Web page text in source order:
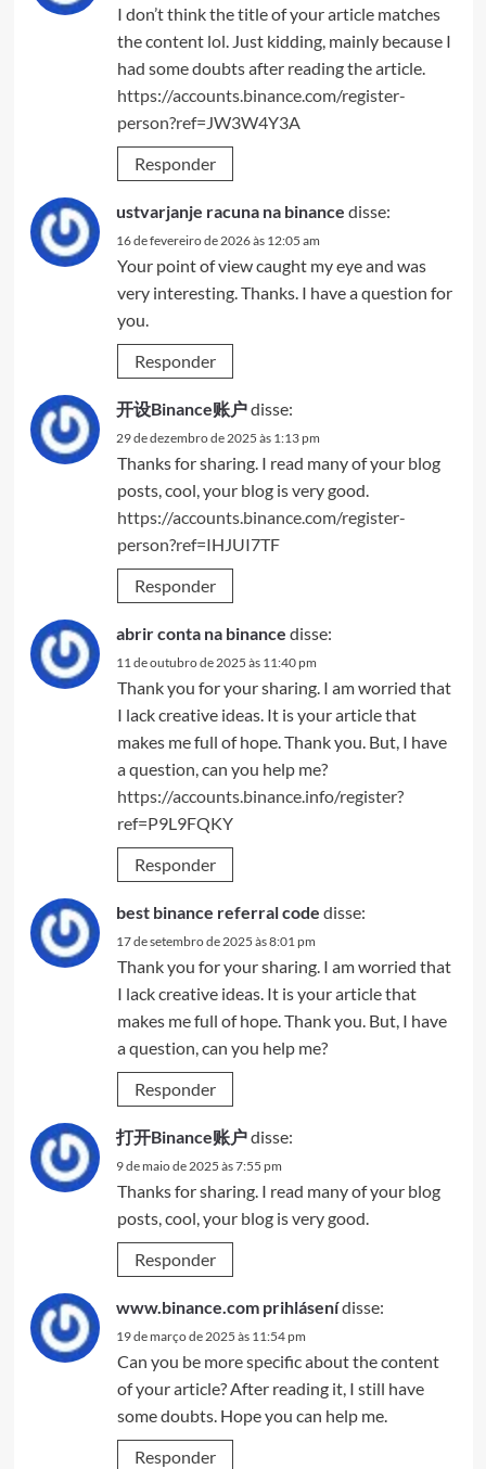
I don’t think the title of your article matches
the content lol. Just kidding, mainly because I
had some doubts after reading the article.
https://accounts.binance.com/register-
person?ref=JW3W4Y3A
Responder
ustvarjanje racuna na binance disse:
16 de fevereiro de 2026 às 12:05 am
Your point of view caught my eye and was
very interesting. Thanks. I have a question for
you.
Responder
开设Binance账户disse:
29 de dezembro de 2025 às 1:13 pm
Thanks for sharing. I read many of your blog
posts, cool, your blog is very good.
https://accounts.binance.com/register-
person?ref=IHJUI7TF
Responder
abrir conta na binance disse:
11 de outubro de 2025 às 11:40 pm
Thank you for your sharing. I am worried that
I lack creative ideas. It is your article that
makes me full of hope. Thank you. But, I have
a question, can you help me?
https://accounts.binance.info/register?
ref=P9L9FQKY
Responder
best binance referral code disse:
17 de setembro de 2025 às 8:01 pm
Thank you for your sharing. I am worried that
I lack creative ideas. It is your article that
makes me full of hope. Thank you. But, I have
a question, can you help me?
Responder
打开Binance账户disse:
9 de maio de 2025 às 7:55 pm
Thanks for sharing. I read many of your blog
posts, cool, your blog is very good.
Responder
www.binance.com prihlásenídisse:
19 de março de 2025 às 11:54 pm
Can you be more specific about the content
of your article? After reading it, I still have
some doubts. Hope you can help me.
Responder